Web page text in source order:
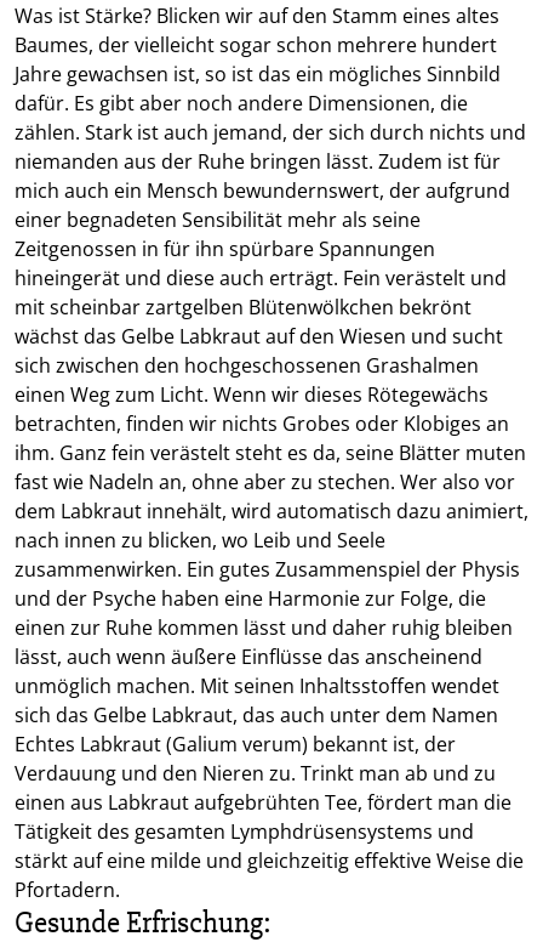
Was ist Stärke? Blicken wir auf den Stamm eines altes
Baumes, der vielleicht sogar schon mehrere hundert
Jahre gewachsen ist, so ist das ein mögliches Sinnbild
dafür. Es gibt aber noch andere Dimensionen, die
zählen. Stark ist auch jemand, der sich durch nichts und
niemanden aus der Ruhe bringen lässt. Zudem ist für
mich auch ein Mensch bewundernswert, der aufgrund
einer begnadeten Sensibilität mehr als seine
Zeitgenossen in für ihn spürbare Spannungen
hineingerät und diese auch erträgt. Fein verästelt und
mit scheinbar zartgelben Blütenwölkchen bekrönt
wächst das Gelbe Labkraut auf den Wiesen und sucht
sich zwischen den hochgeschossenen Grashalmen
einen Weg zum Licht. Wenn wir dieses Rötegewächs
betrachten, finden wir nichts Grobes oder Klobiges an
ihm. Ganz fein verästelt steht es da, seine Blätter muten
fast wie Nadeln an, ohne aber zu stechen. Wer also vor
dem Labkraut innehält, wird automatisch dazu animiert,
nach innen zu blicken, wo Leib und Seele
zusammenwirken. Ein gutes Zusammenspiel der Physis
und der Psyche haben eine Harmonie zur Folge, die
einen zur Ruhe kommen lässt und daher ruhig bleiben
lässt, auch wenn äußere Einflüsse das anscheinend
unmöglich machen. Mit seinen Inhaltsstoffen wendet
sich das Gelbe Labkraut, das auch unter dem Namen
Echtes Labkraut (Galium verum) bekannt ist, der
Verdauung und den Nieren zu. Trinkt man ab und zu
einen aus Labkraut aufgebrühten Tee, fördert man die
Tätigkeit des gesamten Lymphdrüsensystems und
stärkt auf eine milde und gleichzeitig effektive Weise die
Pfortadern.
Gesunde Erfrischung: